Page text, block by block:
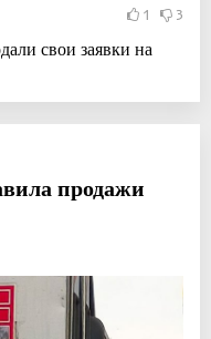
1 3
свои заявки на
продажи